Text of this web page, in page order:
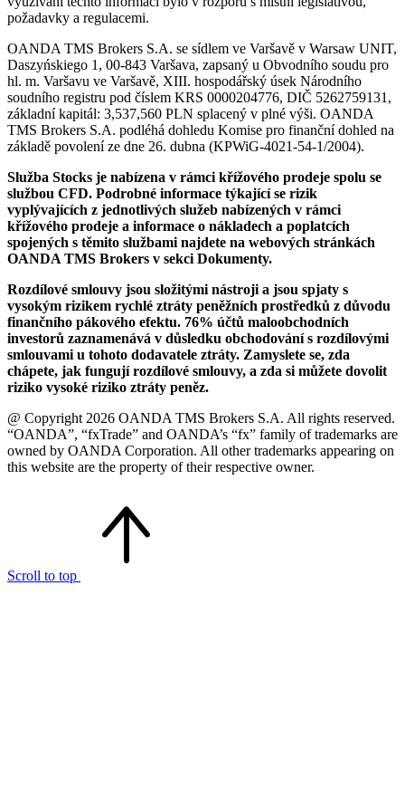
požadavky a regulacemi.
OANDA TMS Brokers S.A. se sídlem ve Varšavě v Warsaw UNIT,
Daszyńskiego 1, 00-843 Varšava, zapsaný u Obvodního soudu pro
hl. m. Varšavu ve Varšavě, XIII. hospodářský úsek Národního
soudního registru pod číslem KRS 0000204776, DIČ 5262759131,
základní kapitál: 3,537,560 PLN splacený v plné výši. OANDA
TMS Brokers S.A. podléhá dohledu Komise pro finanční dohled na
základě povolení ze dne 26. dubna (KPWiG-4021-54-1/2004).
Služba Stocks je nabízena v rámci křížového prodeje spolu se
službou CFD. Podrobné informace týkající se rizik
vyplývajících z jednotlivých služeb nabízených v rámci
křížového prodeje a informace o nákladech a poplatcích
spojených s těmito službami najdete na webových stránkách
OANDA TMS Brokers v sekci Dokumenty.
Rozdílové smlouvy jsou složitými nástroji a jsou spjaty s
vysokým rizikem rychlé ztráty peněžních prostředků z důvodu
finančního pákového efektu. 76% účtů maloobchodních
investorů zaznamenává v důsledku obchodování s rozdílovými
smlouvami u tohoto dodavatele ztráty. Zamyslete se, zda
chápete, jak fungují rozdílové smlouvy, a zda si můžete dovolit
riziko vysoké riziko ztráty peněz.
@ Copyright 2026 OANDA TMS Brokers S.A. All rights reserved.
“OANDA”, “fxTrade” and OANDA’s “fx” family of trademarks are
owned by OANDA Corporation. All other trademarks appearing on
this website are the property of their respective owner.
Scroll to top